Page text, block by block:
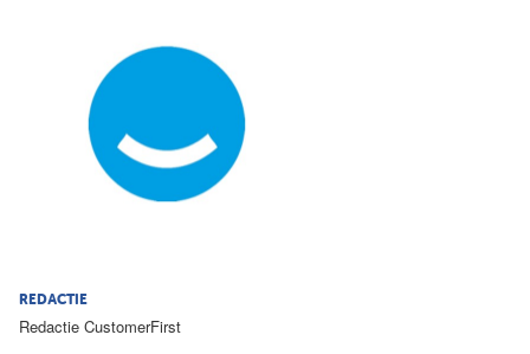
REDACTIE
Redactie CustomerFirst